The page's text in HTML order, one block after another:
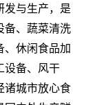
发与生产，是
备、蔬菜清洗
、休闲食品加
设备、风干
诸城市放心食